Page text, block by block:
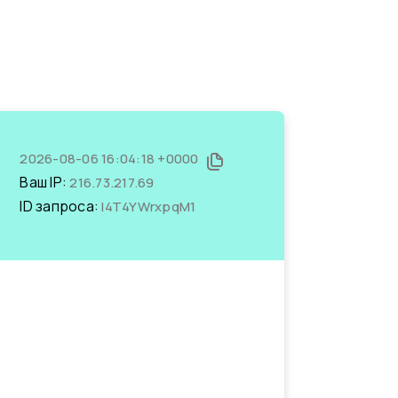
2026-08-06 16:04:18 +0000
Ваш IP:216.73.217.69
ID запроса:I4T4YWrxpqM1